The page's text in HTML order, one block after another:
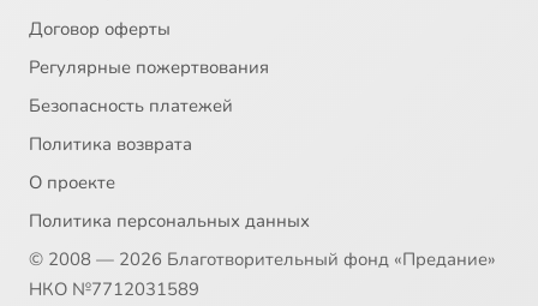
Договор оферты
Регулярные пожертвования
Безопасность платежей
Политика возврата
О проекте
Политика персональных данных
© 2008 — 2026 Благотворительный фонд «Предание»
НКО №7712031589